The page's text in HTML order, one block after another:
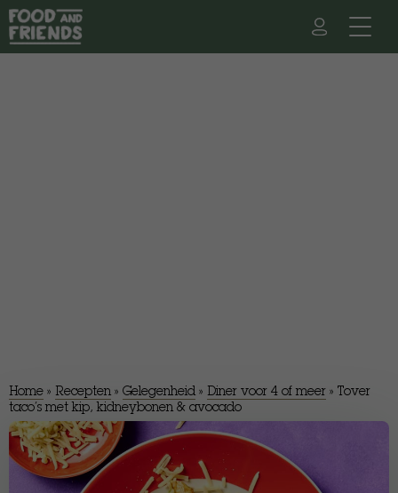
Home » Recepten » Gelegenheid » Diner voor 4 of meer » Tover
taco’s met kip, kidneybonen & avocado